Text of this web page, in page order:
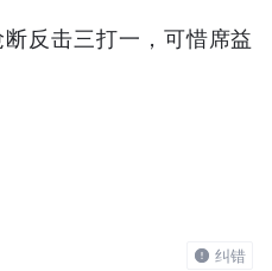
反击三打一，可惜席益
纠错